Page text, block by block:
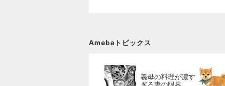
Amebaトピックス
義母の料理が濃す